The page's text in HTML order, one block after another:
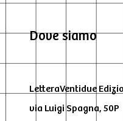
Dove siamo
LetteraVentidue
via Luigi Spagna, 50P